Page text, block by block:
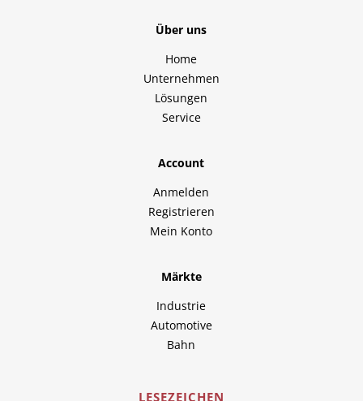
Über uns
Home
Unternehmen
Lösungen
Service
Account
Anmelden
Registrieren
Mein Konto
Märkte
Industrie
Automotive
Bahn
LESEZEICHEN